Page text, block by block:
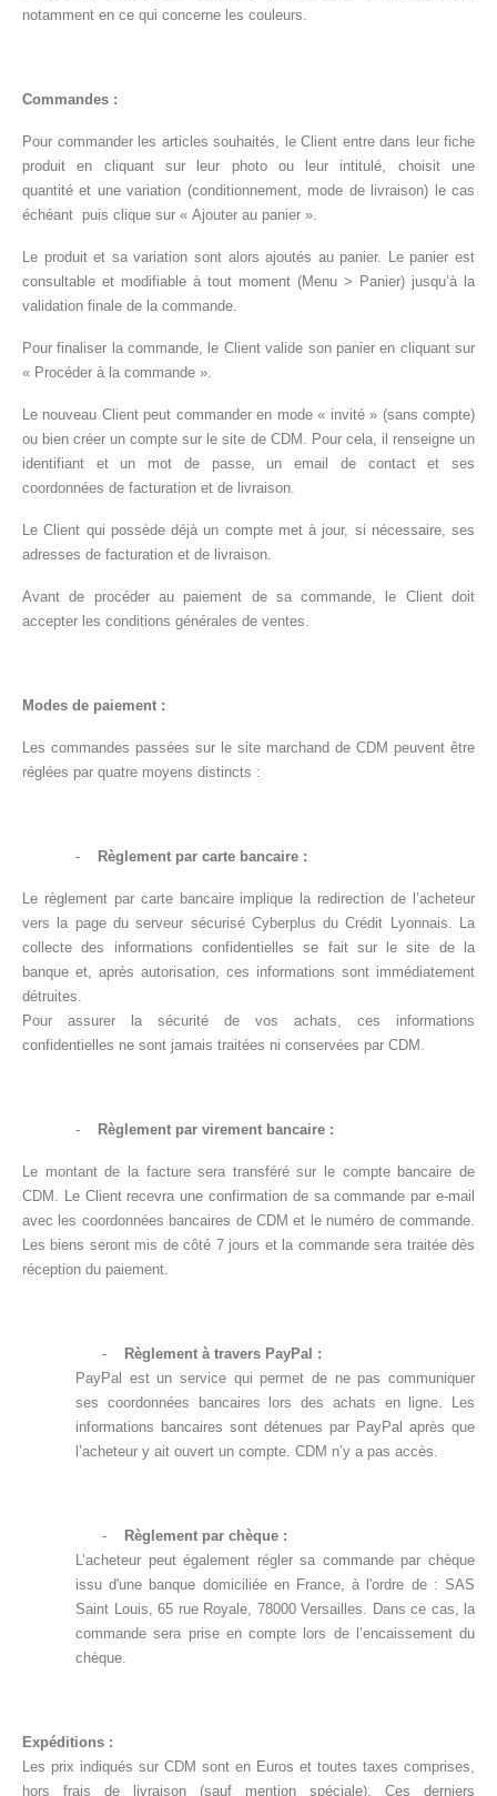
notamment en ce qui concerne les couleurs.
Commandes :
Pour commander les articles souhaités, le Client entre dans leur fiche
produit en cliquant sur leur photo ou leur intitulé, choisit une
quantité et une variation (conditionnement, mode de livraison) le cas
échéant puis clique sur « Ajouter au panier ».
Le produit et sa variation sont alors ajoutés au panier. Le panier est
consultable et modifiable à tout moment (Menu > Panier) jusqu’à la
validation finale de la commande.
Pour finaliser la commande, le Client valide son panier en cliquant sur
« Procéder à la commande ».
Le nouveau Client peut commander en mode « invité » (sans compte)
ou bien créer un compte sur le site de CDM. Pour cela, il renseigne un
identifiant et un mot de passe, un email de contact et ses
coordonnées de facturation et de livraison.
Le Client qui possède déjà un compte met à jour, si nécessaire, ses
adresses de facturation et de livraison.
Avant de procéder au paiement de sa commande, le Client doit
accepter les conditions générales de ventes.
Modes de paiement :
Les commandes passées sur le site marchand de CDM peuvent être
réglées par quatre moyens distincts :
- Règlement par carte bancaire :
Le règlement par carte bancaire implique la redirection de l’acheteur
vers la page du serveur sécurisé Cyberplus du Crédit Lyonnais. La
collecte des informations confidentielles se fait sur le site de la
banque et, après autorisation, ces informations sont immédiatement
détruites.
Pour assurer la sécurité de vos achats, ces informations
confidentielles ne sont jamais traitées ni conservées par CDM.
- Règlement par virement bancaire :
Le montant de la facture sera transféré sur le compte bancaire de
CDM. Le Client recevra une confirmation de sa commande par e-mail
avec les coordonnées bancaires de CDM et le numéro de commande.
Les biens seront mis de côté 7 jours et la commande sera traitée dès
réception du paiement.
-
Règlement à travers PayPal :
PayPal est un service qui permet de ne pas communiquer
ses coordonnées bancaires lors des achats en ligne. Les
informations bancaires sont détenues par PayPal après que
l’acheteur y ait ouvert un compte. CDM n’y a pas accès.
-
Règlement par chèque :
L’acheteur peut également régler sa commande par chèque
issu d'une banque domiciliée en France, à l'ordre de : SAS
Saint Louis, 65 rue Royale, 78000 Versailles. Dans ce cas, la
commande sera prise en compte lors de l’encaissement du
chèque.
Expéditions :
Les prix indiqués sur CDM sont en Euros et toutes taxes comprises,
hors frais de livraison (sauf mention spéciale). Ces derniers